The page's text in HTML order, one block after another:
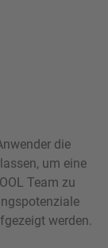
die
um eine
Team zu
werden.